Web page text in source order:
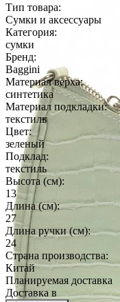
Тип товара:
Сум­ки и ак­сессу­ары
Категория:
сум­ки
Бренд:
Bag­gi­ni
Материал верха:
син­те­тика
Материал подкладки:
текс­тиль
Цвет:
зе­леный
Подклад:
текс­тиль
Высота (cм):
13
Длина (см):
27
Длина ручки (см):
24
Страна производства:
Ки­тай
Планируемая доставка
Доставка в